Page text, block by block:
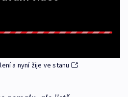
a nyní žije ve stanu